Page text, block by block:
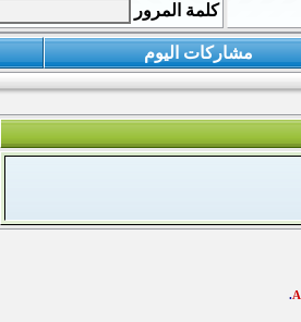
كلمة المرور
مشاركات اليوم
.